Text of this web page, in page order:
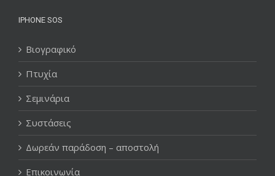
IPHONE SOS
Βιογραφικό
Πτυχία
Σεμινάρια
Συστάσεις
Δωρεάν παράδοση – αποστολή
Επικοινωνία